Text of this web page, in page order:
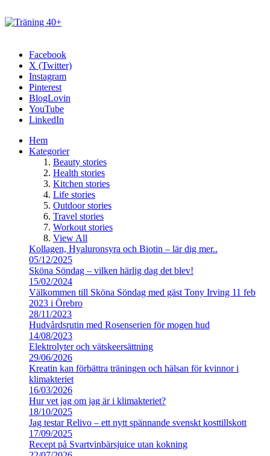
Facebook
X (Twitter)
Instagram
Pinterest
BlogLovin
YouTube
LinkedIn
Hem
Kategorier
Beauty stories
Health stories
Kitchen stories
Life stories
Outdoor stories
Travel stories
Workout stories
View All
Kollagen, Hyaluronsyra och Biotin – lär dig mer..
05/12/2025
Sköna Söndag – vilken härlig dag det blev!
15/02/2024
Välkommen till Sköna Söndag med gäst Tony Irving 11 feb
2023 i Örebro
28/11/2023
Hudvårdsrutin med Rosenserien för mogen hud
14/08/2023
Elektrolyter och vätskeersättning
29/06/2026
Kreatin kan förbättra träningen och hälsan för kvinnor i
klimakteriet
16/03/2026
Hur vet jag om jag är i klimakteriet?
18/10/2025
Jag testar Relivo – ett nytt spännande svenskt kosttillskott
17/09/2025
Recept på Svartvinbärsjuice utan kokning